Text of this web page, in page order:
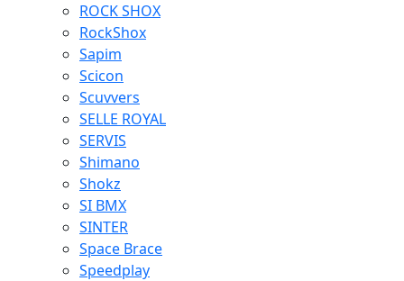
ROCK SHOX
RockShox
Sapim
Scicon
Scuvvers
SELLE ROYAL
SERVIS
Shimano
Shokz
SI BMX
SINTER
Space Brace
Speedplay